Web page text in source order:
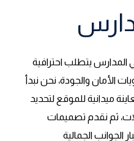
المدارس يتطلب احترافية
الأمان والجودة، نحن نبدأ
ميدانية للموقع لتحديد
ثم نقدم تصميمات
الجوانب الجمالية